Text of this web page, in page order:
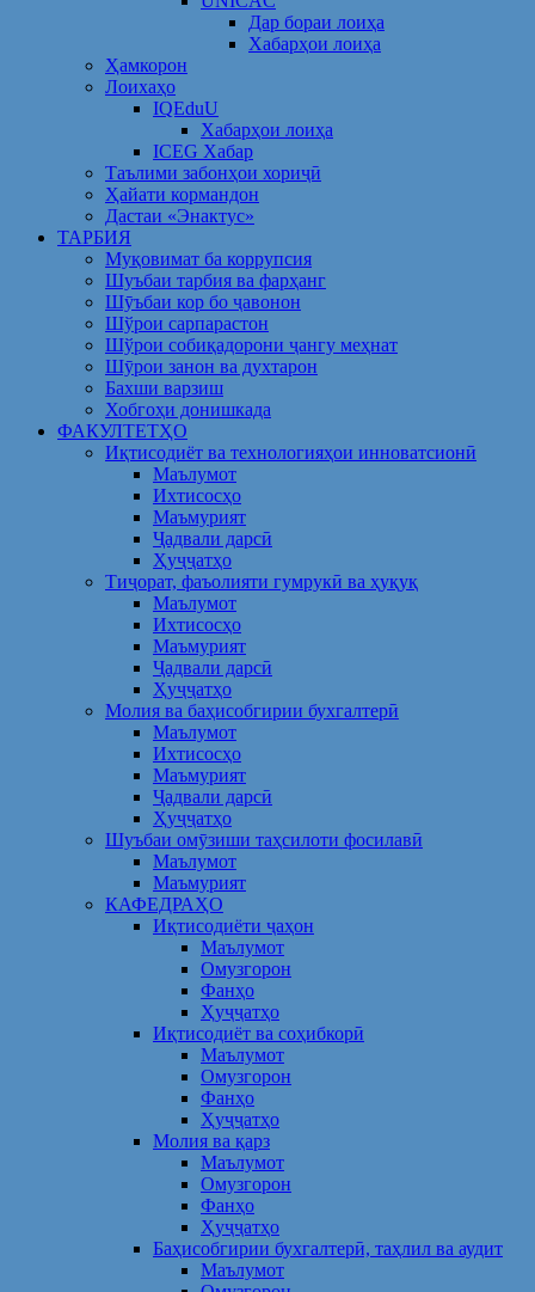
Дар бораи лоиҳа
Хабарҳои лоиҳа
Ҳамкорон
Лоихаҳо
IQEduU
Хабарҳои лоиҳа
ICEG Хабар
Таълими забонҳои хориҷӣ
Ҳайати кормандон
Дастаи «Энактус»
ТАРБИЯ
Муқовимат ба коррупсия
Шуъбаи тарбия ва фарҳанг
Шӯъбаи кор бо ҷавонон
Шўрои сарпарастон
Шўрои собиқадорони ҷангу меҳнат
Шӯрои занон ва духтарон
Бахши варзиш
Хобгоҳи донишкада
ФАКУЛТЕТҲО
Иқтисодиёт ва технологияҳои инноватсионӣ
Маълумот
Ихтисосҳо
Маъмурият
Ҷадвали дарсӣ
Ҳуҷҷатҳо
Тиҷорат, фаъолияти гумрукӣ ва ҳуқуқ
Маълумот
Ихтисосҳо
Маъмурият
Ҷадвали дарсӣ
Ҳуҷҷатҳо
Молия ва баҳисобгирии бухгалтерӣ
Маълумот
Ихтисосҳо
Маъмурият
Ҷадвали дарсӣ
Ҳуҷҷатҳо
Шуъбаи омӯзиши таҳсилоти фосилавӣ
Маълумот
Маъмурият
КАФЕДРАҲО
Иқтисодиёти ҷаҳон
Маълумот
Омузгорон
Фанҳо
Ҳуҷҷатҳо
Иқтисодиёт ва соҳибкорӣ
Маълумот
Омузгорон
Фанҳо
Ҳуҷҷатҳо
Молия ва қарз
Маълумот
Омузгорон
Фанҳо
Ҳуҷҷатҳо
Баҳисобгирии бухгалтерӣ, таҳлил ва аудит
Маълумот